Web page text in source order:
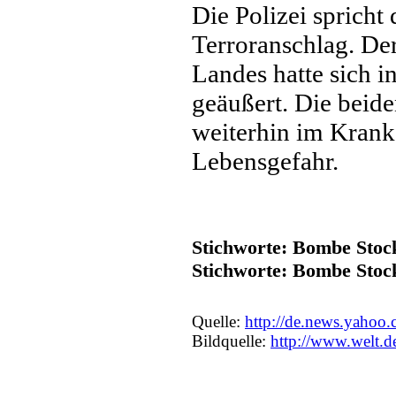
Die Polizei spricht
Terroranschlag.
Landes hatte sich
geäußert. Die
weiterhin im
Lebensgefahr.
Stichworte: Bombe
Stichworte: Bombe
Quelle: http://
Bildquelle: http://